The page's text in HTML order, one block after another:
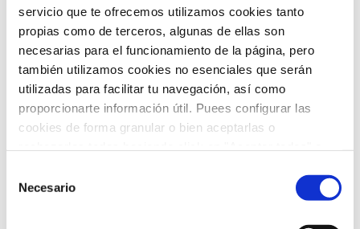
servicio que te ofrecemos utilizamos cookies tanto
propias como de terceros, algunas de ellas son
necesarias para el funcionamiento de la página, pero
también utilizamos cookies no esenciales que serán
utilizadas para facilitar tu navegación, así como
proporcionarte información útil. Puees configurar las
cookies de forma granular o bien aceptarlas o
política de cookies
Necesario
enero 2026(5)
diciembre 2025(5)
noviembre 2025(4)
octubre 2025(8)
agosto 2025